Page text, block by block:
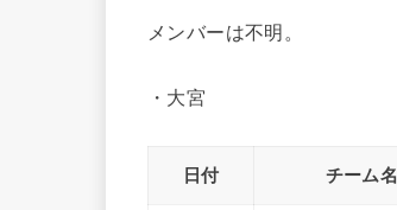
メンバーは不明。
・大宮
日付 チーム名